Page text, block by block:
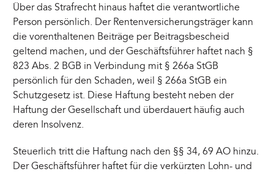
Über das Strafrecht hinaus haftet die verantwortliche
Person persönlich. Der Rentenversicherungsträger kann
die vorenthaltenen Beiträge per Beitragsbescheid
geltend machen, und der Geschäftsführer haftet nach §
823 Abs. 2 BGB in Verbindung mit § 266a StGB
persönlich für den Schaden, weil § 266a StGB ein
Schutzgesetz ist. Diese Haftung besteht neben der
Haftung der Gesellschaft und überdauert häufig auch
deren Insolvenz.
Steuerlich tritt die Haftung nach den §§ 34, 69 AO hinzu.
Der Geschäftsführer haftet für die verkürzten Lohn- und